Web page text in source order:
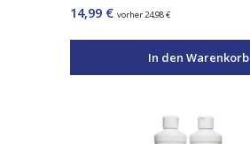
Regulärer Preis:
14,99 € vorher 24,98 €
In den Warenkorb